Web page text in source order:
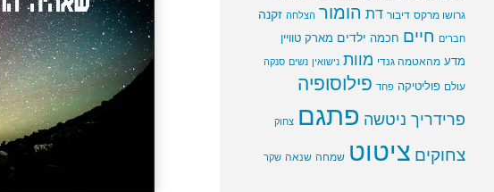
גרושו מרקס דיבור דת הומור הצלחה זקנה
חברים חיים חכמה ילדים מארק טוויין
מדע מהאטמה גנדי מוות נישואין נשים סנקה
עולם פוליטיקה פחד פילוסופיה
פרידריך ניטשה פתגם צחוק
צחוקים ציטוט שמחה שנאה שקר